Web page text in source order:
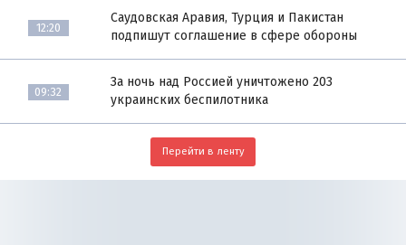
12:20
Саудовская Аравия, Турция и Пакистан
подпишут соглашение в сфере обороны
09:32
За ночь над Россией уничтожено 203
украинских беспилотника
Перейти в ленту